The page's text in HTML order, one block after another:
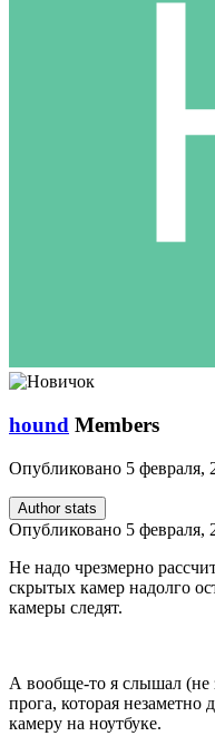
hound Members
Опубликовано 5 февраля,
Author stats
Опубликовано 5 февраля,
Не надо чрезмерно
скрытых камер надолго
камеры следят.
А вообще-то я слышал (не
прога, которая незаметно
камеру на ноутбуке.